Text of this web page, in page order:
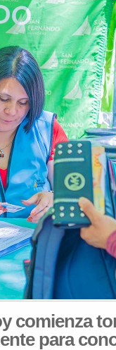
comienza
para